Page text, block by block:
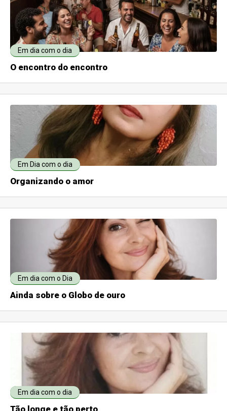
Em dia com o dia
O encontro do encontro
Em Dia com o dia
Organizando o amor
Em dia com o Dia
Ainda sobre o Globo de ouro
Em dia com o dia